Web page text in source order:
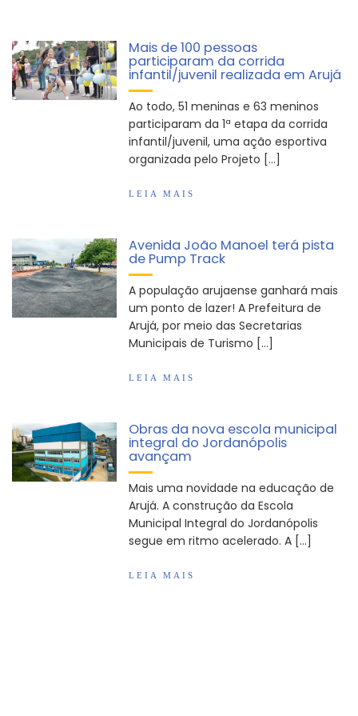
Mais de 100 pessoas
participaram da corrida
infantil/juvenil realizada em Arujá
Ao todo, 51 meninas e 63 meninos
participaram da 1ª etapa da corrida
infantil/juvenil, uma ação esportiva
organizada pelo Projeto […]
LEIA MAIS
Avenida João Manoel terá pista
de Pump Track
A população arujaense ganhará mais
um ponto de lazer! A Prefeitura de
Arujá, por meio das Secretarias
Municipais de Turismo […]
LEIA MAIS
Obras da nova escola municipal
integral do Jordanópolis
avançam
Mais uma novidade na educação de
Arujá. A construção da Escola
Municipal Integral do Jordanópolis
segue em ritmo acelerado. A […]
LEIA MAIS